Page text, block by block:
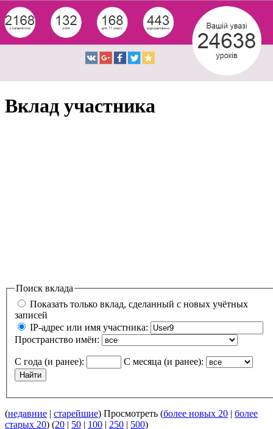
Вклад участника
Поиск вклада
Показать только вклад, сделанный с новых учётных
записей
IP-адрес или имя участника:
Пространство имён:
С года (и ранее): С месяца (и ранее):
(недавние | старейшие) Просмотреть (более новых 20 | более
старых 20) (20 | 50 | 100 | 250 | 500)